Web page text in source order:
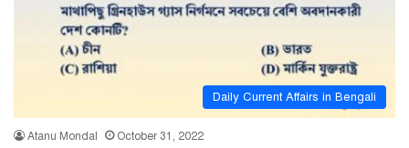
Daily Current Affairs in Bengali
Atanu Mondal October 31, 2022